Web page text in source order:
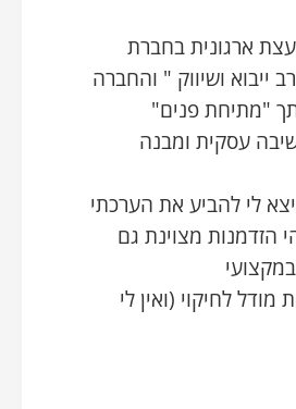
ארגונית בחברת
ייבוא ושיווק " והחברה
"מתיחת פנים"
עסקית ומבנה
לי להביע את הערכתי
הזדמנות מצוינת גם
מודל לחיקוי (ואין לי